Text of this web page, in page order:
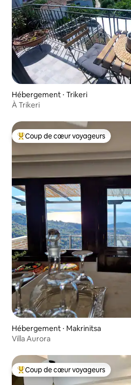
Hébergement ⋅ Trikeri
À Trikeri
Coups de cœur voyageurs les plus
Coup de cœur voyageurs
Hébergement ⋅ Makrinitsa
Villa Aurora
Coups de cœur voyageurs les plus
Coup de cœur voyageurs